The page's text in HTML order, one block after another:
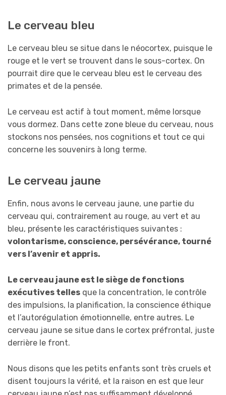
Le cerveau bleu
Le cerveau bleu se situe dans le néocortex, puisque le
rouge et le vert se trouvent dans le sous-cortex. On
pourrait dire que le cerveau bleu est le cerveau des
primates et de la pensée.
Le cerveau est actif à tout moment, même lorsque
vous dormez. Dans cette zone bleue du cerveau, nous
stockons nos pensées, nos cognitions et tout ce qui
concerne les souvenirs à long terme.
Le cerveau jaune
Enfin, nous avons le cerveau jaune, une partie du
cerveau qui, contrairement au rouge, au vert et au
bleu, présente les caractéristiques suivantes :
volontarisme, conscience, persévérance, tourné
vers l’avenir et appris.
Le cerveau jaune est le siège de fonctions
exécutives telles que la concentration, le contrôle
des impulsions, la planification, la conscience éthique
et l’autorégulation émotionnelle, entre autres. Le
cerveau jaune se situe dans le cortex préfrontal, juste
derrière le front.
Nous disons que les petits enfants sont très cruels et
disent toujours la vérité, et la raison en est que leur